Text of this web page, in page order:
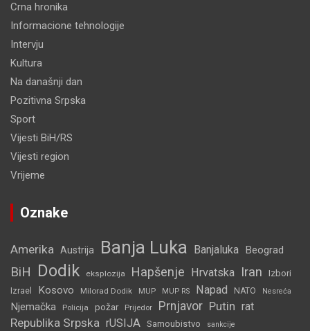
Crna hronika
Informacione tehnologije
Intervju
Kultura
Na današnji dan
Pozitivna Srpska
Sport
Vijesti BiH/RS
Vijesti region
Vrijeme
Oznake
Amerika Austrija Banja Luka Banjaluka Beograd
BiH Dodik eksplozija Hapšenje Hrvatska Iran Izbori
Izrael Kosovo Milorad Dodik MUP MUP RS Napad NATO Nesreća
Njemačka Policija požar Prijedor Prnjavor Putin rat
Republika Srpska rUSIJA Samoubistvo sankcije